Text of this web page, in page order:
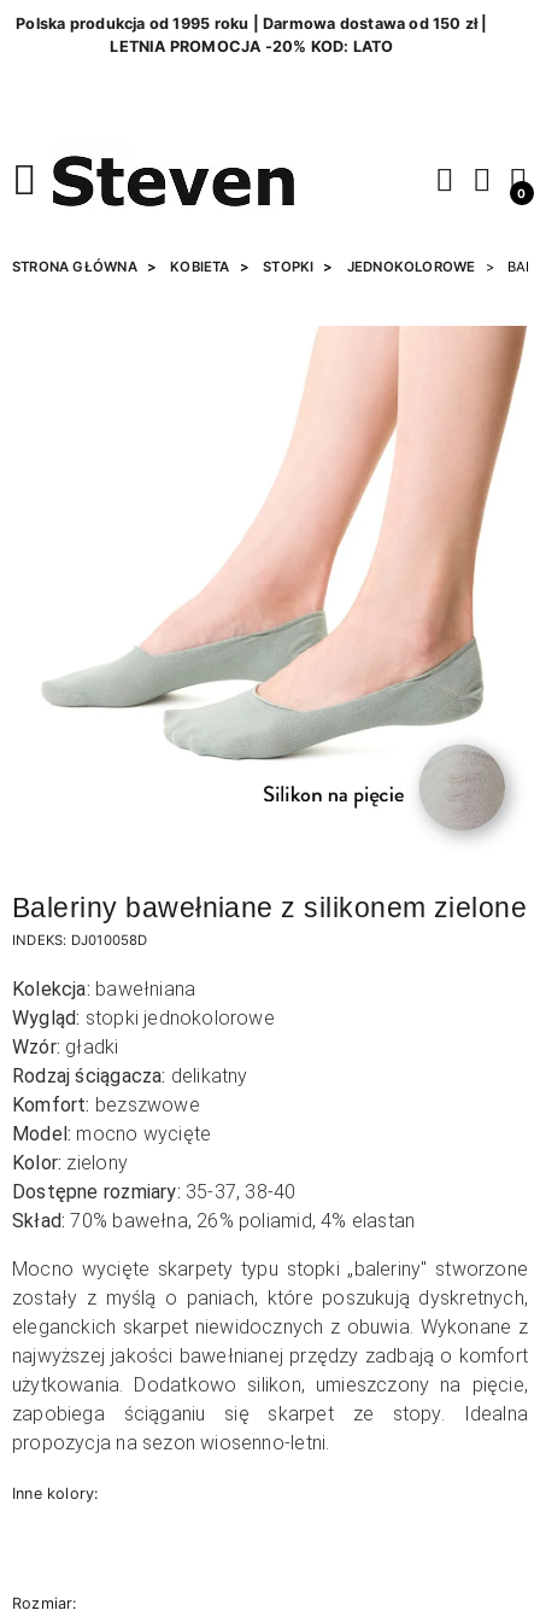
Polska produkcja od 1995 roku | Darmowa dostawa od 150 zł |
LETNIA PROMOCJA -20% KOD: LATO
0
STRONA GŁÓWNA KOBIETA STOPKI JEDNOKOLOROWE
Baleriny bawełniane z silikonem zielone
INDEKS: DJ010058D
Kolekcja: bawełniana
Wygląd: stopki jednokolorowe
Wzór: gładki
Rodzaj ściągacza: delikatny
Komfort: bezszwowe
Model: mocno wycięte
Kolor: zielony
Dostępne rozmiary: 35-37, 38-40
Skład: 70% bawełna, 26% poliamid, 4% elastan
Mocno wycięte skarpety typu stopki „baleriny" stworzone
zostały z myślą o paniach, które poszukują dyskretnych,
eleganckich skarpet niewidocznych z obuwia. Wykonane z
najwyższej jakości bawełnianej przędzy zadbają o komfort
użytkowania. Dodatkowo silikon, umieszczony na pięcie,
zapobiega ściąganiu się skarpet ze stopy. Idealna
propozycja na sezon wiosenno-letni.
Inne kolory:
Rozmiar: